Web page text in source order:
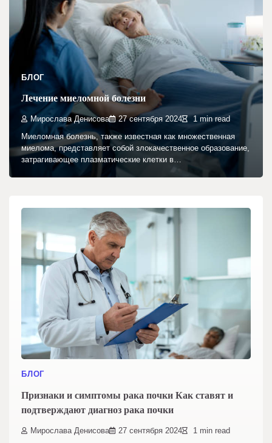
БЛОГ
Лечение миеломной болезни
Мирослава Денисова 27 сентября 2024 1 min read
Миеломная болезнь, также известная как множественная
миелома, представляет собой злокачественное образование,
затрагивающее плазматические клетки в…
БЛОГ
Признаки и симптомы рака почки Как ставят и
подтверждают диагноз рака почки
Мирослава Денисова 27 сентября 2024 1 min read